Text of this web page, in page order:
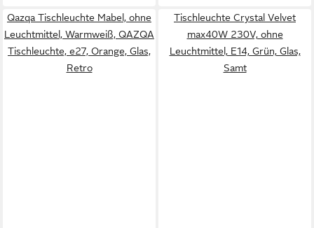
Qazqa Tischleuchte Mabel, ohne
Leuchtmittel, Warmweiß, QAZQA
Tisch­leuchte, e27, Orange, Glas,
Retro
Tischleuchte Crystal Velvet
max40W 230V, ohne
Leuchtmittel, E14, Grün, Glas,
Samt